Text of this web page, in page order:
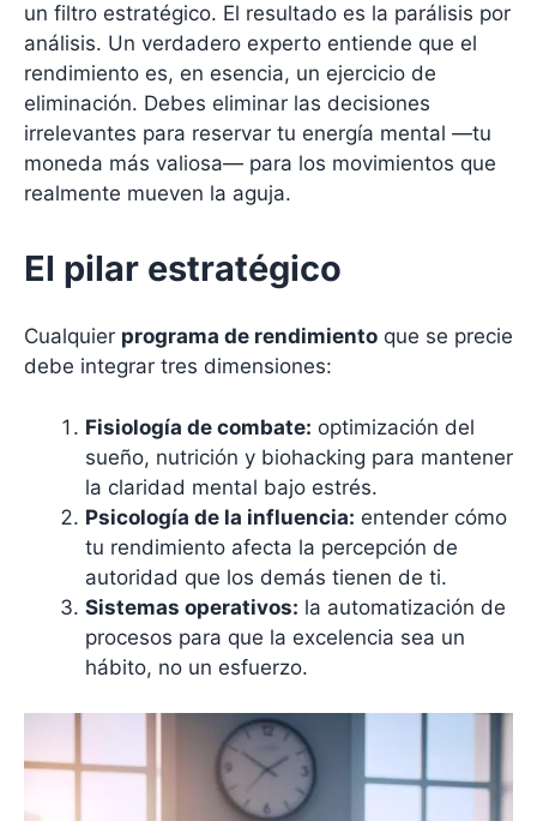
un filtro estratégico. El resultado es la parálisis por
análisis. Un verdadero experto entiende que el
rendimiento es, en esencia, un ejercicio de
eliminación. Debes eliminar las decisiones
irrelevantes para reservar tu energía mental —tu
moneda más valiosa— para los movimientos que
realmente mueven la aguja.
El pilar estratégico
Cualquier programa de rendimiento que se precie
debe integrar tres dimensiones:
Fisiología de combate: optimización del
sueño, nutrición y biohacking para mantener
la claridad mental bajo estrés.
Psicología de la influencia: entender cómo
tu rendimiento afecta la percepción de
autoridad que los demás tienen de ti.
Sistemas operativos: la automatización de
procesos para que la excelencia sea un
hábito, no un esfuerzo.